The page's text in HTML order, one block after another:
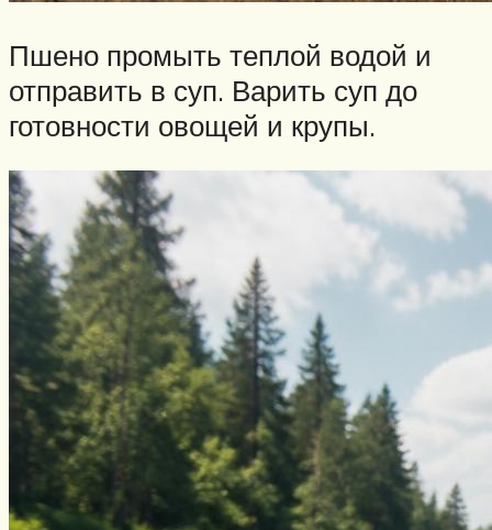
Пшено промыть теплой водой и
отправить в суп. Варить суп до
готовности овощей и крупы.